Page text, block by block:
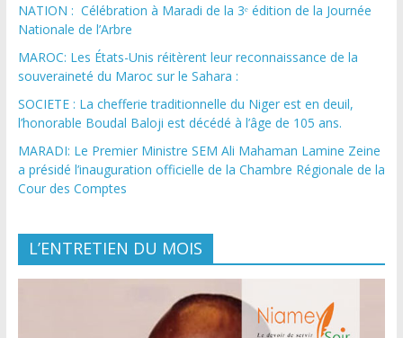
NATION : Célébration à Maradi de la 3ᵉ édition de la Journée
Nationale de l’Arbre
MAROC: Les États-Unis réitèrent leur reconnaissance de la
souveraineté du Maroc sur le Sahara :
SOCIETE : La chefferie traditionnelle du Niger est en deuil,
l’honorable Boudal Baloji est décédé à l’âge de 105 ans.
MARADI: Le Premier Ministre SEM Ali Mahaman Lamine Zeine
a présidé l’inauguration officielle de la Chambre Régionale de la
Cour des Comptes
L’ENTRETIEN DU MOIS